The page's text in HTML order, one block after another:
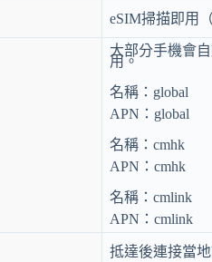
eSIM掃描即用
大部分手機會
用。
名稱：global
APN：global
名稱：cmhk
APN：cmhk
名稱：cmlink
APN：cmlink
抵達後連接當